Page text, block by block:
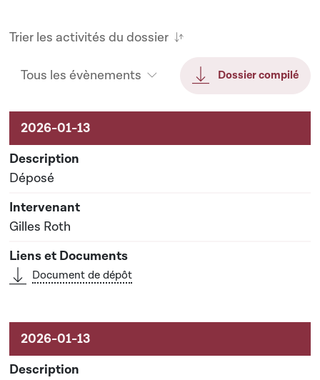
Trier les activités du dossier
Tous les évènements Dossier compilé
Activités liées au dossier
Déposé
Gilles Roth
Document de dépôt